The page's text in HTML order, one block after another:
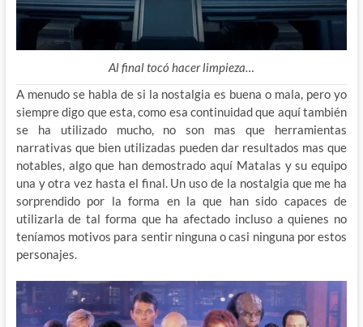
Al final tocó hacer limpieza…
A menudo se habla de si la nostalgia es buena o mala, pero yo
siempre digo que esta, como esa continuidad que aquí también
se ha utilizado mucho, no son mas que herramientas
narrativas que bien utilizadas pueden dar resultados mas que
notables, algo que han demostrado aquí Matalas y su equipo
una y otra vez hasta el final. Un uso de la nostalgia que me ha
sorprendido por la forma en la que han sido capaces de
utilizarla de tal forma que ha afectado incluso a quienes no
teníamos motivos para sentir ninguna o casi ninguna por estos
personajes.